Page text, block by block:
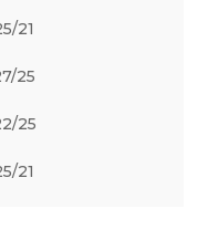
21
25
25
21